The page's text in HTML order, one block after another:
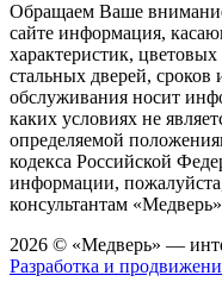
Обращаем Ваше
сайте информация,
характеристик,
стальных дверей, сроков
обслуживания носит
каких условиях не
определяемой
кодекса Российской
информации,
консультантам
2026 © «Медверь» —
Разработка и